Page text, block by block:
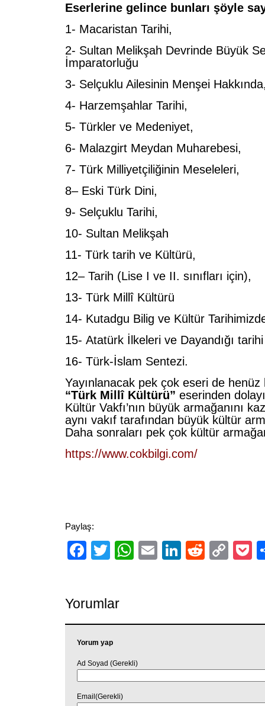
Eserlerine gelince bunları şöyle
1- Macaristan Tarihi,
2- Sultan Melikşah Devrinde Büyük
İmparatorluğu
3- Selçuklu Ailesinin Menşei
4- Harzemşahlar Tarihi,
5- Türkler ve Medeniyet,
6- Malazgirt Meydan Muharebesi,
7- Türk Milliyetçiliğinin Meseleleri,
8– Eski Türk Dini,
9- Selçuklu Tarihi,
10- Sultan Melikşah
11- Türk tarih ve Kültürü,
12– Tarih (Lise I ve II. sınıfları için),
13- Türk Millî Kültürü
14- Kutadgu Bilig ve Kültür
15- Atatürk İlkeleri ve Dayandığı
16- Türk-İslam Sentezi.
Yayınlanacak pek çok eseri de henüz
“Türk Millî Kültürü” eserinden
Kültür Vakfı’nın büyük armağanını
aynı vakıf tarafından büyük kültür
Daha sonraları pek çok kültür
https://www.cokbilgi.com/
Paylaş:
Facebook
TwitterWhatsApp
EmailLinkedIn
Reddit
Yorumlar
Yorum yap
Ad Soyad (Gerekli)
Email(Gerekli)